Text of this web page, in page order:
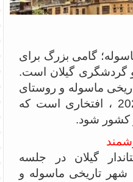
گامی بزرگ برای
گردشگری گیلان است.
ماسوله و روستای
گردشگری گیسوم تا 2027 ، افتخاری است که
کشور شود.
گیلان در جلسه
تاریخی ماسوله و